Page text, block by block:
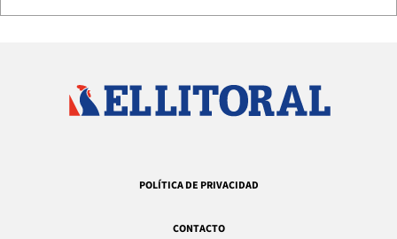
POLÍTICA DE PRIVACIDAD
CONTACTO